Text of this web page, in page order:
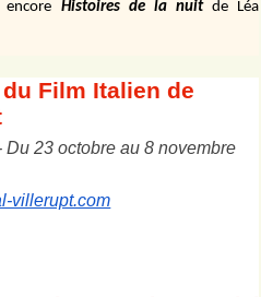
Histoires de la nuit de Léa
du Film Italien de
Du 23 octobre au 8 novembre
villerupt.com